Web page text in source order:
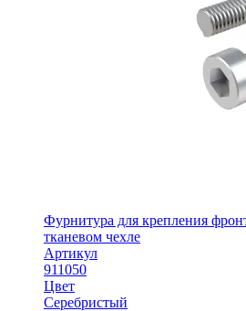
Фурнитура для крепления
тканевом чехле
Артикул
911050
Цвет
Серебристый